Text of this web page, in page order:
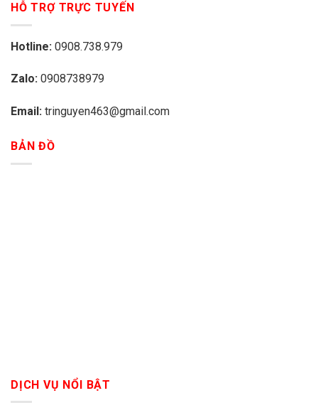
HỖ TRỢ TRỰC TUYẾN
Hotline: 0908.738.979
Zalo: 0908738979
Email: tringuyen463@gmail.com
BẢN ĐỒ
DỊCH VỤ NỔI BẬT